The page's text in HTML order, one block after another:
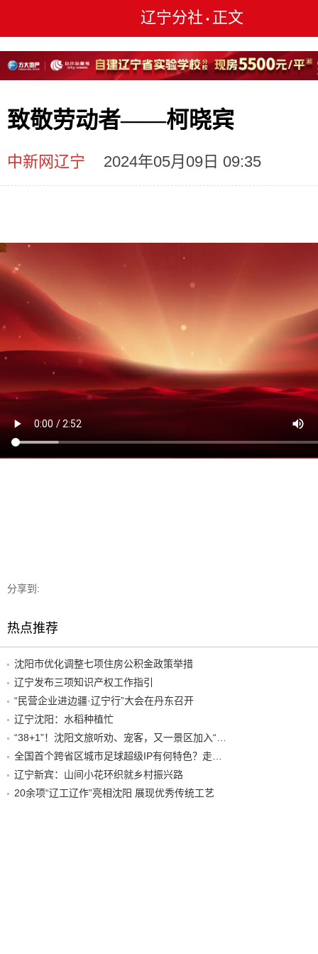
辽宁分社 • 正文
致敬劳动者——柯晓宾
中新网辽宁 2024年05月09日 09:35
分享到:
热点推荐
沈阳市优化调整七项住房公积金政策举措
辽宁发布三项知识产权工作指引
“民营企业进边疆·辽宁行”大会在丹东召开
辽宁沈阳：水稻种植忙
辽宁新宾：山间小花环织就乡村振兴路
20余项“辽工辽作”亮相沈阳 展现优秀传统工艺